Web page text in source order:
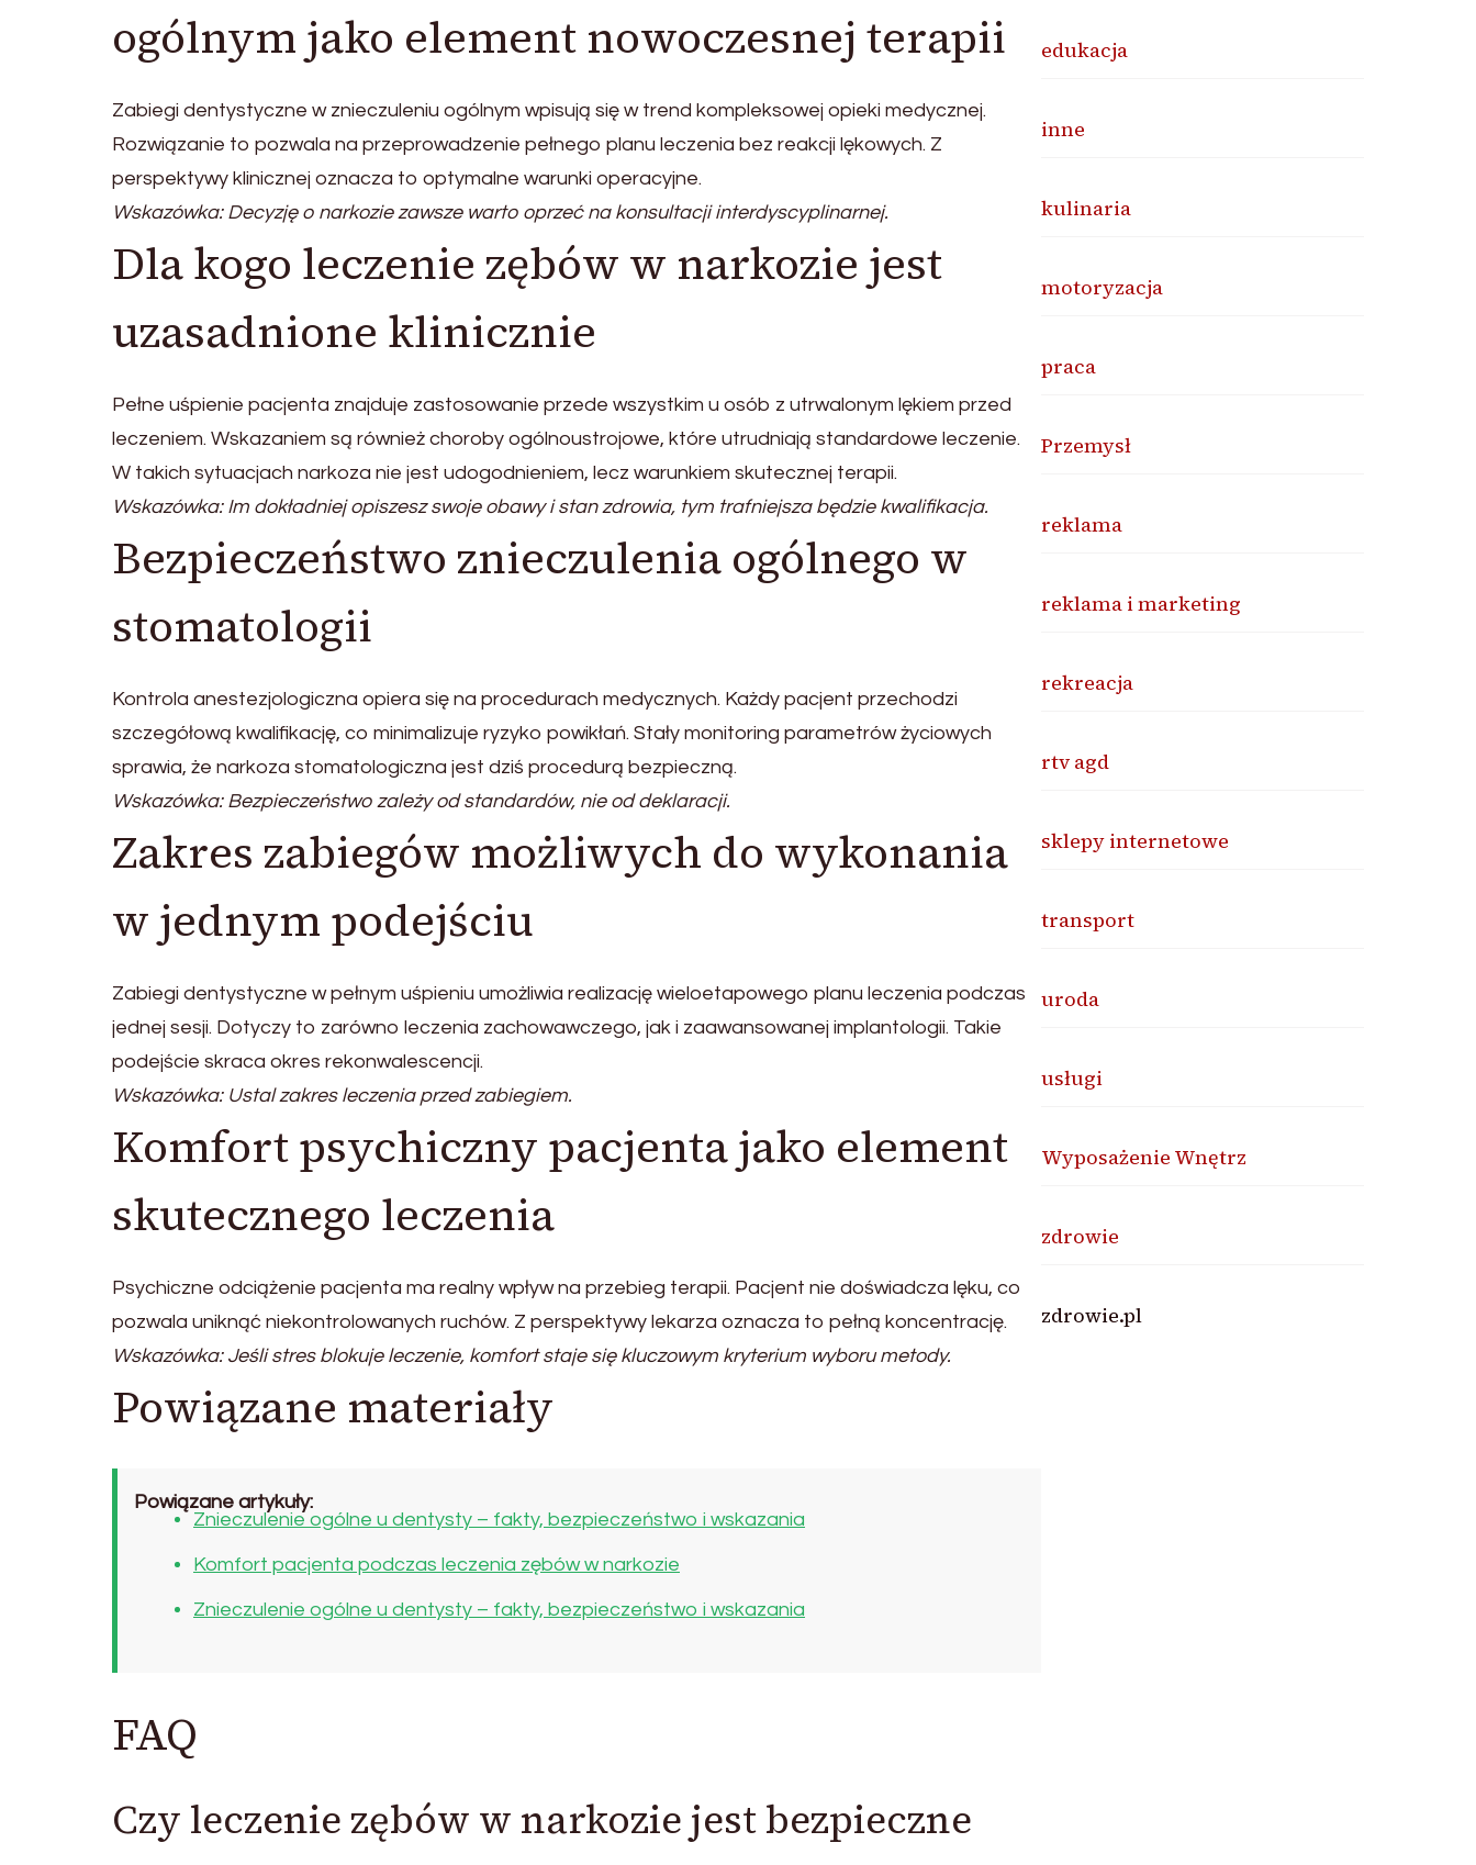
ogólnym jako element nowoczesnej terapii
Zabiegi dentystyczne w znieczuleniu ogólnym wpisują się w trend kompleksowej opieki medycznej.
Rozwiązanie to pozwala na przeprowadzenie pełnego planu leczenia bez reakcji lękowych. Z
perspektywy klinicznej oznacza to optymalne warunki operacyjne.
Wskazówka: Decyzję o narkozie zawsze warto oprzeć na konsultacji interdyscyplinarnej.
Dla kogo leczenie zębów w narkozie jest
uzasadnione klinicznie
Pełne uśpienie pacjenta znajduje zastosowanie przede wszystkim u osób z utrwalonym lękiem przed
leczeniem. Wskazaniem są również choroby ogólnoustrojowe, które utrudniają standardowe leczenie.
W takich sytuacjach narkoza nie jest udogodnieniem, lecz warunkiem skutecznej terapii.
Wskazówka: Im dokładniej opiszesz swoje obawy i stan zdrowia, tym trafniejsza będzie kwalifikacja.
Bezpieczeństwo znieczulenia ogólnego w
stomatologii
Kontrola anestezjologiczna opiera się na procedurach medycznych. Każdy pacjent przechodzi
szczegółową kwalifikację, co minimalizuje ryzyko powikłań. Stały monitoring parametrów życiowych
sprawia, że narkoza stomatologiczna jest dziś procedurą bezpieczną.
Wskazówka: Bezpieczeństwo zależy od standardów, nie od deklaracji.
Zakres zabiegów możliwych do wykonania
w jednym podejściu
Zabiegi dentystyczne w pełnym uśpieniu umożliwia realizację wieloetapowego planu leczenia podczas
jednej sesji. Dotyczy to zarówno leczenia zachowawczego, jak i zaawansowanej implantologii. Takie
podejście skraca okres rekonwalescencji.
Wskazówka: Ustal zakres leczenia przed zabiegiem.
Komfort psychiczny pacjenta jako element
skutecznego leczenia
Psychiczne odciążenie pacjenta ma realny wpływ na przebieg terapii. Pacjent nie doświadcza lęku, co
pozwala uniknąć niekontrolowanych ruchów. Z perspektywy lekarza oznacza to pełną koncentrację.
Wskazówka: Jeśli stres blokuje leczenie, komfort staje się kluczowym kryterium wyboru metody.
Powiązane materiały
Powiązane artykuły:
Znieczulenie ogólne u dentysty – fakty, bezpieczeństwo i wskazania
Komfort pacjenta podczas leczenia zębów w narkozie
Znieczulenie ogólne u dentysty – fakty, bezpieczeństwo i wskazania
FAQ
Czy leczenie zębów w narkozie jest bezpieczne
edukacja
inne
kulinaria
motoryzacja
praca
Przemysł
reklama
reklama i marketing
rekreacja
rtv agd
sklepy internetowe
transport
uroda
usługi
Wyposażenie Wnętrz
zdrowie
zdrowie.pl